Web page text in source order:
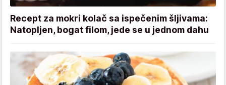
Recept za mokri kolač sa ispečenim šljivama:
Natopljen, bogat filom, jede se u jednom dahu